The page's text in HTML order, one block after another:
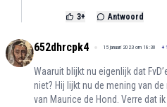
3+ Antwoord
652dhrcpk4 15 januari 2023 om 18:30 +
Waaruit blijkt nu eigenlijk dat
niet? Hij lijkt nu de mening van
van Maurice de Hond. Verre dat